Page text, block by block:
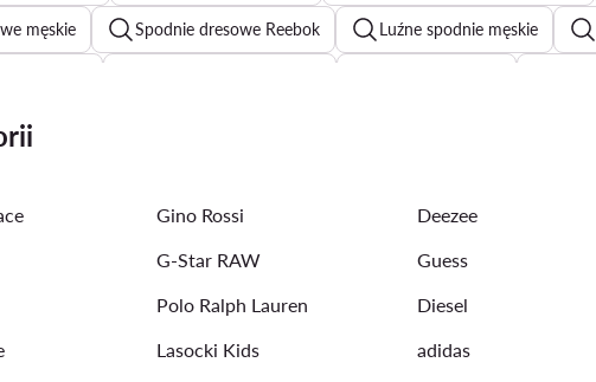
męskie Spodnie dresowe Reebok Luźne spodnie męskie
Spodnie garniturowe męskie
Koszulki męskie Bluzy Kappa męskie
Gino Rossi Deezee
G-Star RAW Guess
Polo Ralph Lauren Diesel
Lasocki Kids adidas